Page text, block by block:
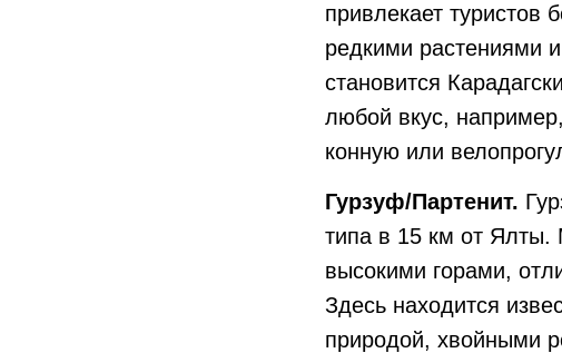
привлекает туристов
редкими растениями
становится
любой вкус,
конную или
Гурзуф/Партенит.
типа в 15 км от Ялты.
высокими горами,
Здесь находится
природой, хвойными